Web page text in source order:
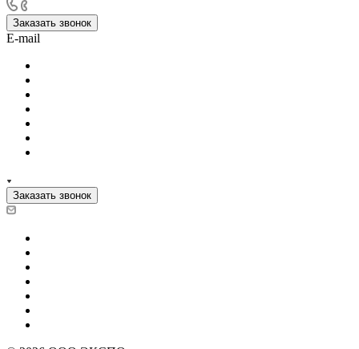
Заказать звонок
E-mail
Заказать звонок